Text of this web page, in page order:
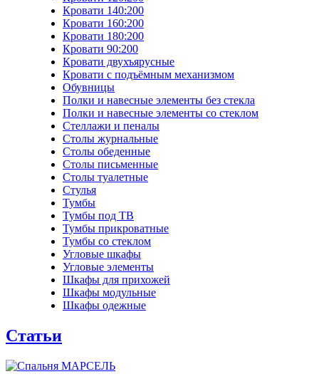
Кровати 140:200
Кровати 160:200
Кровати 180:200
Кровати 90:200
Кровати двухъярусные
Кровати с подъёмным механизмом
Обувницы
Полки и навесные элементы без стекла
Полки и навесные элементы со стеклом
Стеллажи и пеналы
Столы журнальные
Столы обеденные
Столы письменные
Столы туалетные
Стулья
Тумбы
Тумбы под ТВ
Тумбы прикроватные
Тумбы со стеклом
Угловые шкафы
Угловые элементы
Шкафы для прихожей
Шкафы модульные
Шкафы одежные
Статьи